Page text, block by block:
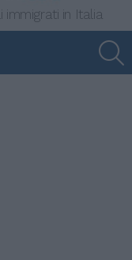
immigrati in Italia